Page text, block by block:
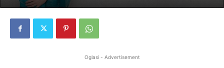
Oglasi - Advertisement